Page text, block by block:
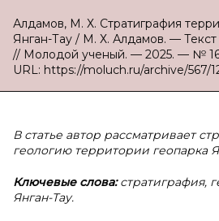
Алдамов, М. Х. Стратиграфия
Янган-Тау / М. Х. Алдамов. —
// Молодой ученый. — 2025. — №
URL: https://moluch.ru/archive/567/
В статье автор рассматривает
геологию территории геопарка
Ключевые слова:стратиграфия,
Янган-Тау.